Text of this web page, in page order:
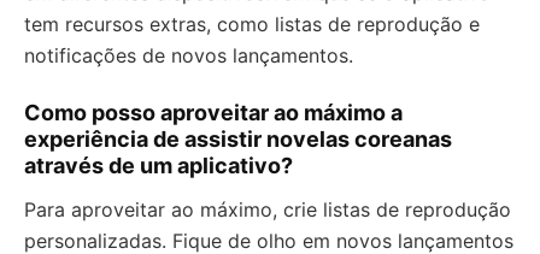
tem recursos extras, como listas de reprodução e
notificações de novos lançamentos.
Como posso aproveitar ao máximo a
experiência de assistir novelas coreanas
através de um aplicativo?
Para aproveitar ao máximo, crie listas de reprodução
personalizadas. Fique de olho em novos lançamentos